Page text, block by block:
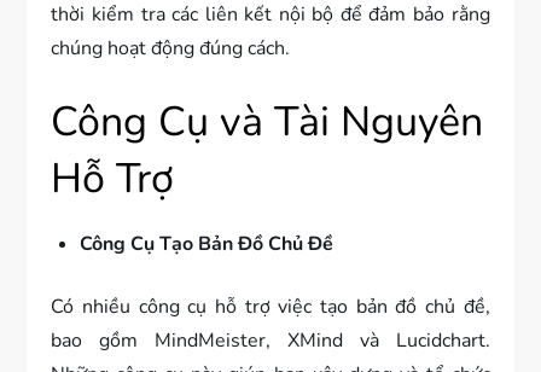
thời kiểm tra các liên kết nội bộ để đảm bảo rằng
chúng hoạt động đúng cách.
Công Cụ và Tài Nguyên
Hỗ Trợ
Công Cụ Tạo Bản Đồ Chủ Đề
Có nhiều công cụ hỗ trợ việc tạo bản đồ chủ đề,
bao gồm MindMeister, XMind và Lucidchart.